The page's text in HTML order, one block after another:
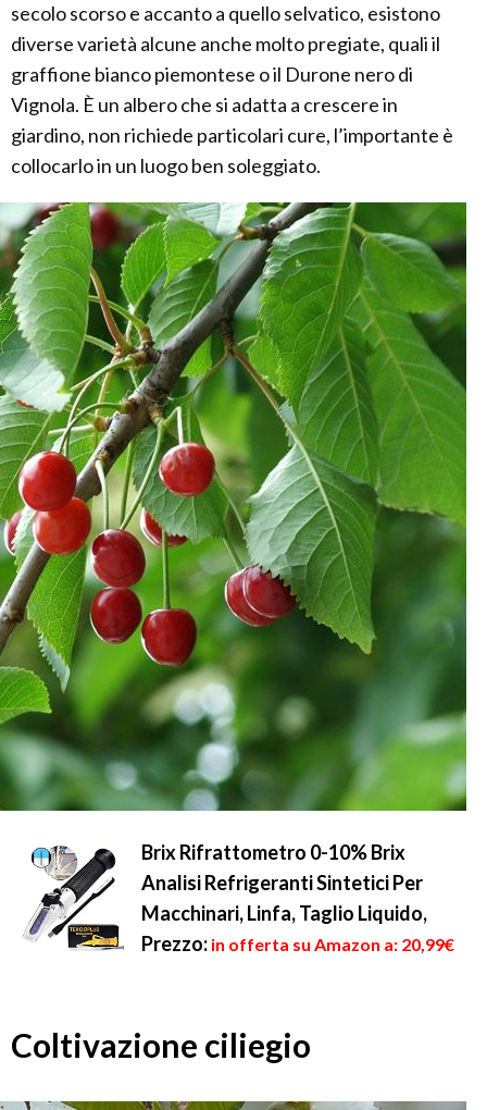
secolo scorso e accanto a quello selvatico, esistono
diverse varietà alcune anche molto pregiate, quali il
graffione bianco piemontese o il Durone nero di
Vignola. È un albero che si adatta a crescere in
giardino, non richiede particolari cure, l’importante è
collocarlo in un luogo ben soleggiato.
Brix Rifrattometro 0-10% Brix
Analisi Refrigeranti Sintetici Per
Macchinari, Linfa, Taglio Liquido,
Prezzo: in offerta su Amazon a: 20,99€
Coltivazione ciliegio